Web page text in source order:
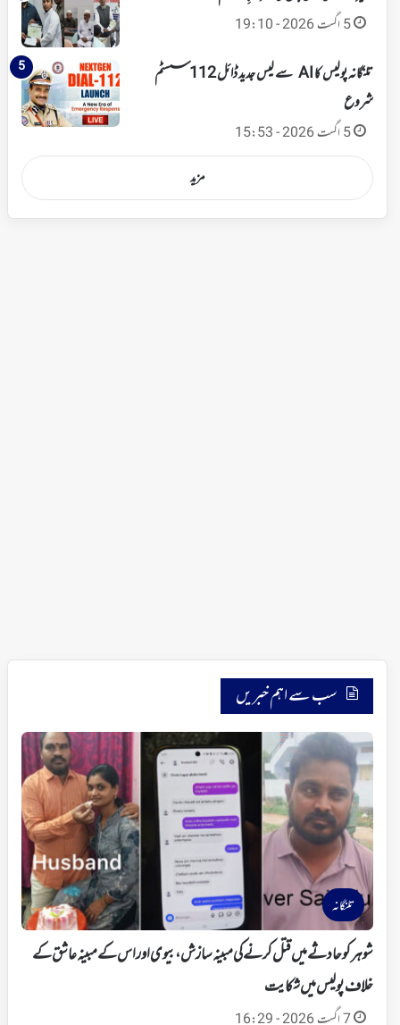
5 اگست 2026 - 19:10
تلنگانہ پولیس کا AI سے لیس جدید ڈائل 112 سسٹم
شروع
5 اگست 2026 - 15:53
مزید
سب سے اہم خبریں
تلنگانہ
شوہر کو حادثے میں قتل کرنے کی مبینہ سازش، بیوی اور اس کے مبینہ عاشق کے
خلاف پولیس میں شکایت